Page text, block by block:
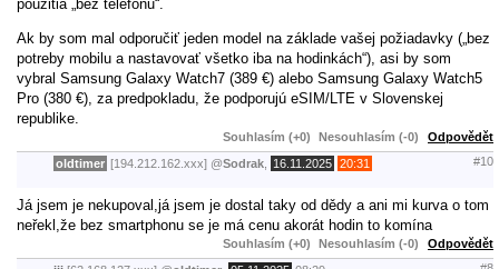
použitia „bez telefónu“.
Ak by som mal odporučiť jeden model na základe vašej požiadavky („bez
potreby mobilu a nastavovať všetko iba na hodinkách“), asi by som
vybral Samsung Galaxy Watch7 (389 €) alebo Samsung Galaxy Watch5
Pro (380 €), za predpokladu, že podporujú eSIM/LTE v Slovenskej
republike.
Souhlasím (+0) Nesouhlasím (-0) Odpovědět
oldtimer [194.212.162.xxx] @Sodrak 16.11.2025 20:31 #10
Já jsem je nekupoval,já jsem je dostal taky od dědy a ani mi kurva o tom
neřekl,že bez smartphonu se je má cenu akorát hodin to komína
Souhlasím (+0) Nesouhlasím (-0) Odpovědět